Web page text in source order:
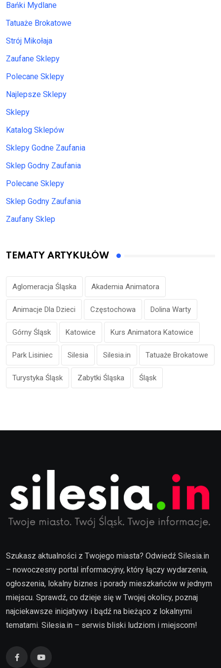
Bańki Mydlane
Tatuaże Brokatowe
Strój Mikołaja
Zaufane Sklepy
Polecane Sklepy
Najlepsze Sklepy
Sklepy
Katalog Sklepów
Sklepy Godne Zaufania
Sklep Godny Zaufania
Polecane Sklepy
Sklep Godny Zaufania
Zaufany Sklep
TEMATY ARTYKUŁÓW
Aglomeracja Śląska Akademia Animatora
Animacje Dla Dzieci Częstochowa Dolina Warty
Górny Śląsk Katowice Kurs Animatora Katowice
Park Lisiniec Silesia Silesia.in Tatuaże Brokatowe
Turystyka Śląsk Zabytki Śląska Śląsk
Szukasz aktualności z Twojego miasta? Odwiedź Silesia.in
– nowoczesny portal informacyjny, który łączy wydarzenia,
ogłoszenia, lokalny biznes i porady mieszkańców w jednym
miejscu. Sprawdź, co dzieje się w Twojej okolicy, poznaj
najciekawsze inicjatywy i bądź na bieżąco z lokalnymi
tematami. Silesia.in – serwis bliski ludziom i miejscom!